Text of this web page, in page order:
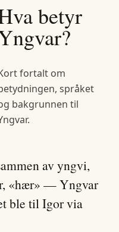
betyr
?
fortalt om
språket
bakgrunnen til
.
av yngvi,
«hær» — Yngvar
ble til Igor via